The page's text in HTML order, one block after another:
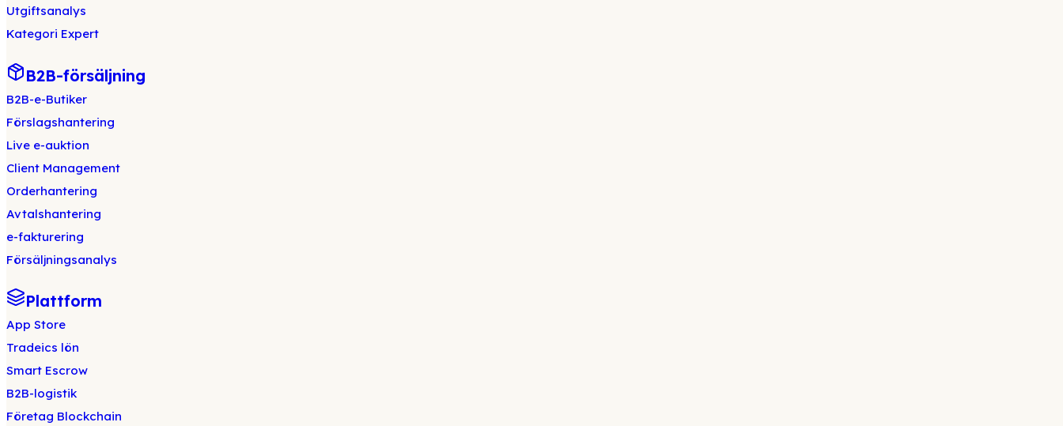
Utgiftsanalys
Kategori Expert
B2B-försäljning
B2B-e-Butiker
Förslagshantering
Live e-auktion
Client Management
Orderhantering
Avtalshantering
e-fakturering
Försäljningsanalys
Plattform
App Store
Tradeics lön
Smart Escrow
B2B-logistik
Företag Blockchain